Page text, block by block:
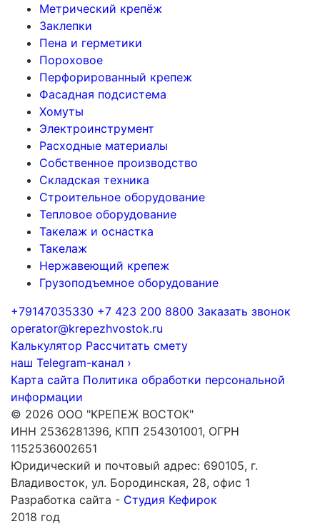
Метрический крепёж
Заклепки
Пена и герметики
Пороховое
Перфорированный крепеж
Фасадная подсистема
Хомуты
Электроинструмент
Расходные материалы
Собственное производство
Складская техника
Строительное оборудование
Тепловое оборудование
Такелаж и оснастка
Такелаж
Нержавеющий крепеж
Грузоподъемное оборудование
+79147035330 +7 423 200 8800 Заказать звонок
operator@krepezhvostok.ru
Калькулятор Рассчитать смету
наш Telegram-канал ›
Карта сайта Политика обработки персональной
информации
© 2026 ООО "КРЕПЕЖ ВОСТОК"
ИНН 2536281396, КПП 254301001, ОГРН
1152536002651
Юридический и почтовый адрес: 690105, г.
Владивосток, ул. Бородинская, 28, офис 1
Разработка сайта - Студия Кефирок
2018 год